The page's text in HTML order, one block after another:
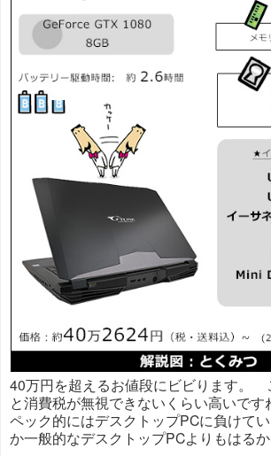
40万円を超えるお値段にビビります。
と消費税が無視できないくらい高いで
ペック的にはデスクトップPCに負けて
か一般的なデスクトップPCよりもはるか